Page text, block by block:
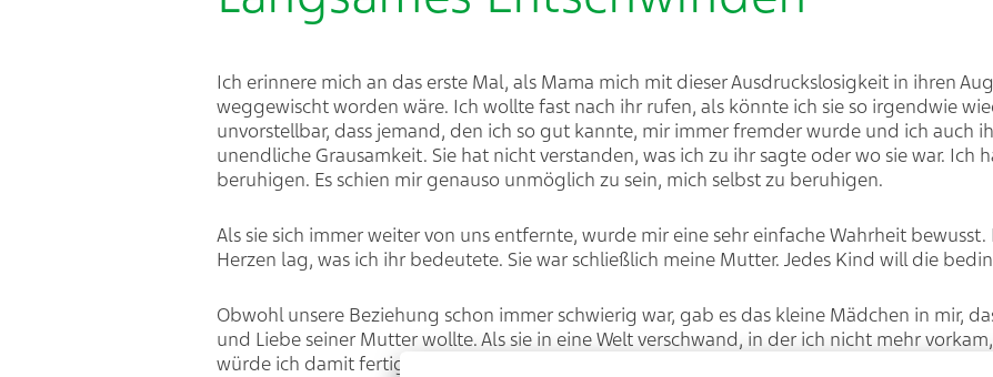
Ich erinnere mich an das erste Mal, als Mama mich mit dieser Ausdruckslosigkeit in ihren
weggewischt worden wäre. Ich wollte fast nach ihr rufen, als könnte ich sie so irgendwie
unvorstellbar, dass jemand, den ich so gut kannte, mir immer fremder wurde und ich auch
unendliche Grausamkeit. Sie hat nicht verstanden, was ich zu ihr sagte oder wo sie war. Ich
beruhigen. Es schien mir genauso unmöglich zu sein, mich selbst zu beruhigen.
Als sie sich immer weiter von uns entfernte, wurde mir eine sehr einfache Wahrheit bewusst.
Herzen lag, was ich ihr bedeutete. Sie war schließlich meine Mutter. Jedes Kind will die
Obwohl unsere Beziehung schon immer schwierig war, gab es das kleine Mädchen in mir,
und Liebe seiner Mutter wollte. Als sie in eine Welt verschwand, in der ich nicht mehr
würde ich damit fertig werden, wenn sie mich vergisst?